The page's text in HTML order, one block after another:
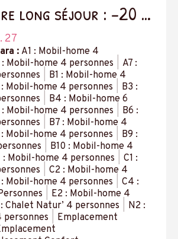
long séjour : -20 %
de 14 nuits
27
: A1 : Mobil-home 4
: Mobil-home 4 personnes
A7 :
B1 : Mobil-home 4
: Mobil-home 4 personnes
B3 :
B4 : Mobil-home 6
: Mobil-home 4 personnes
B6 :
B7 : Mobil-home 4
: Mobil-home 4 personnes
B9 :
B10 : Mobil-home 4
: Mobil-home 4 personnes
C1 :
C2 : Mobil-home 4
: Mobil-home 4 personnes
C4 :
E2 : Mobil-home 4
: Chalet Natur’ 4 personnes
N2 :
personnes
Emplacement